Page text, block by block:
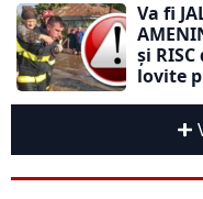
Va fi
și RISC
lovite